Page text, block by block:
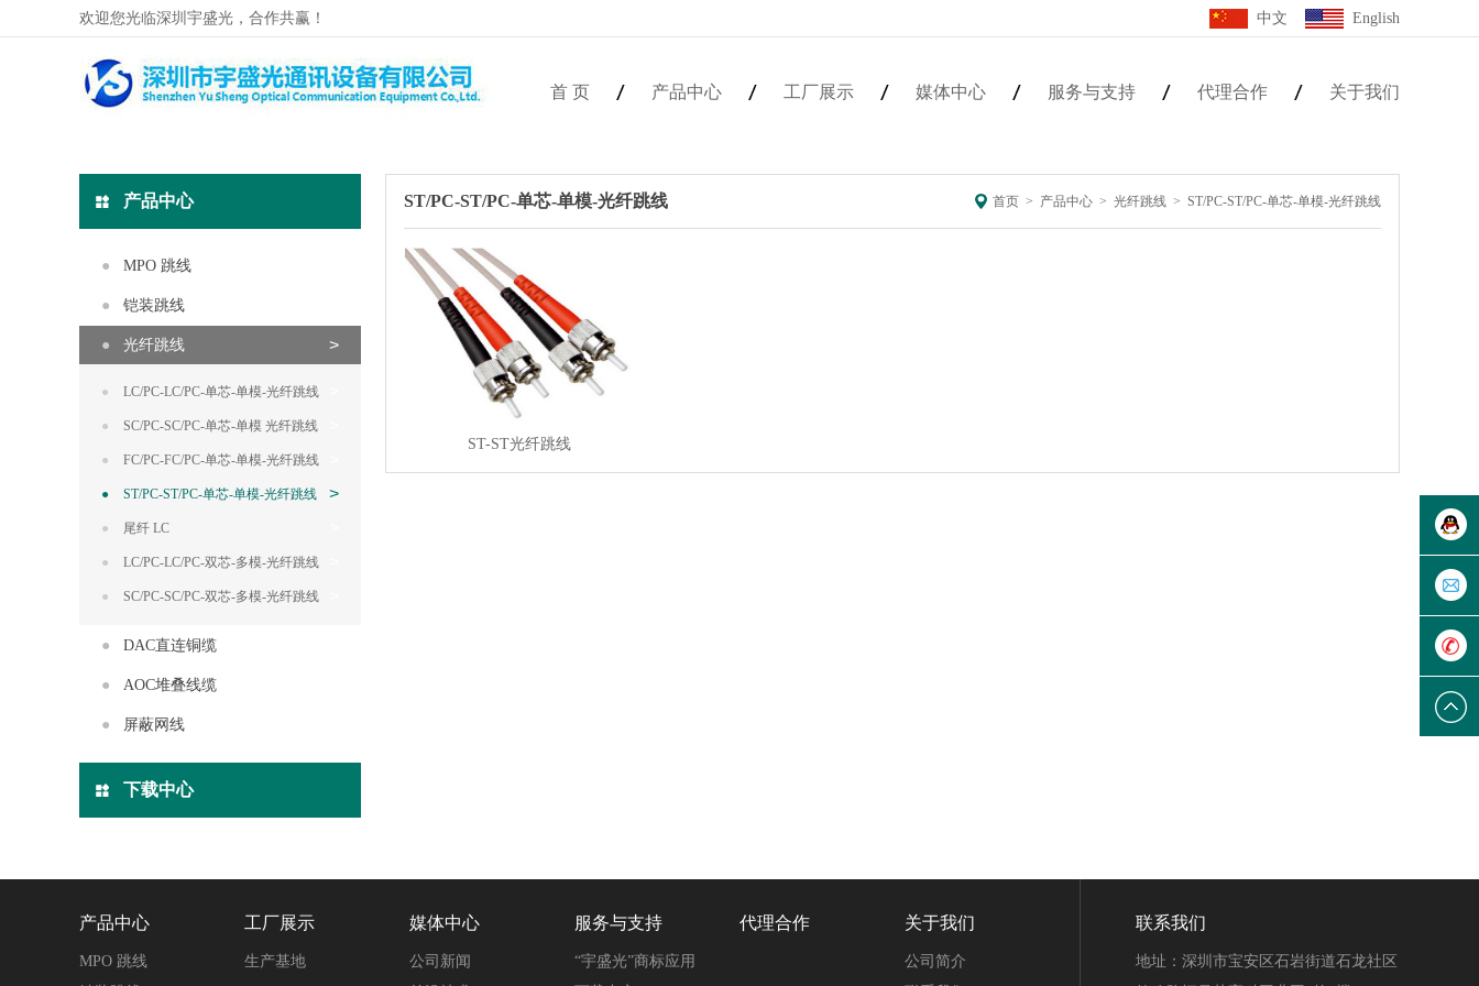
欢迎您光临深圳宇盛光，合作共赢！ 中文 English
首 页 产品中心 工厂展示 媒体中心 服务与支持 代理合作 关于我们
产品中心
MPO 跳线
铠装跳线
光纤跳线
LC/PC-LC/PC-单芯-单模-光纤跳线
SC/PC-SC/PC-单芯-单模 光纤跳线
FC/PC-FC/PC-单芯-单模-光纤跳线
ST/PC-ST/PC-单芯-单模-光纤跳线
尾纤 LC
LC/PC-LC/PC-双芯-多模-光纤跳线
SC/PC-SC/PC-双芯-多模-光纤跳线
DAC直连铜缆
AOC堆叠线缆
屏蔽网线
下载中心
ST/PC-ST/PC-单芯-单模-光纤跳线 首页 > 产品中心 > 光纤跳线 > ST/PC-ST/PC-单芯-单模-光纤跳线
ST-ST光纤跳线
产品中心
MPO 跳线
工厂展示
生产基地
媒体中心
公司新闻
服务与支持
“宇盛光”商标应用
代理合作 关于我们
公司简介
联系我们
地址：深圳市宝安区石岩街道石龙社区
陈小姐
点击发
送邮件